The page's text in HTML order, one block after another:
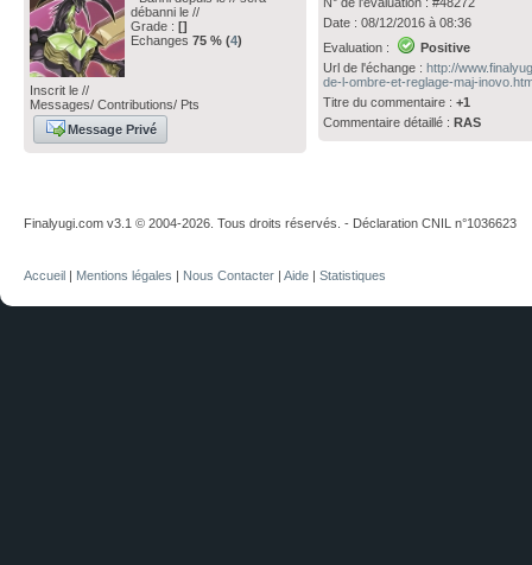
débanni le //
Grade : []
Echanges 75 % (4)
Inscrit le //
Messages/ Contributions/ Pts
Message Privé
Date : 08/12/2016 à 08:36
Evaluation :
Positive
Url de l'échange :http://
de-l-ombre-et-reglage-maj-
Titre du commentaire :+1
Commentaire détaillé :RAS
Finalyugi.com v3.1 © 2004-2026. Tous droits réservés. - Déclaration CNIL n°1036623
Accueil | Mentions légales | Nous Contacter | Aide | Statistiques